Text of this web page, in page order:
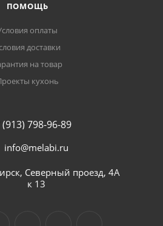
ПОМОЩЬ
оплаты
доставки
на товар
кухонь
(913) 798-96-89
info@melabi.ru
Северный проезд, 4А
к 13